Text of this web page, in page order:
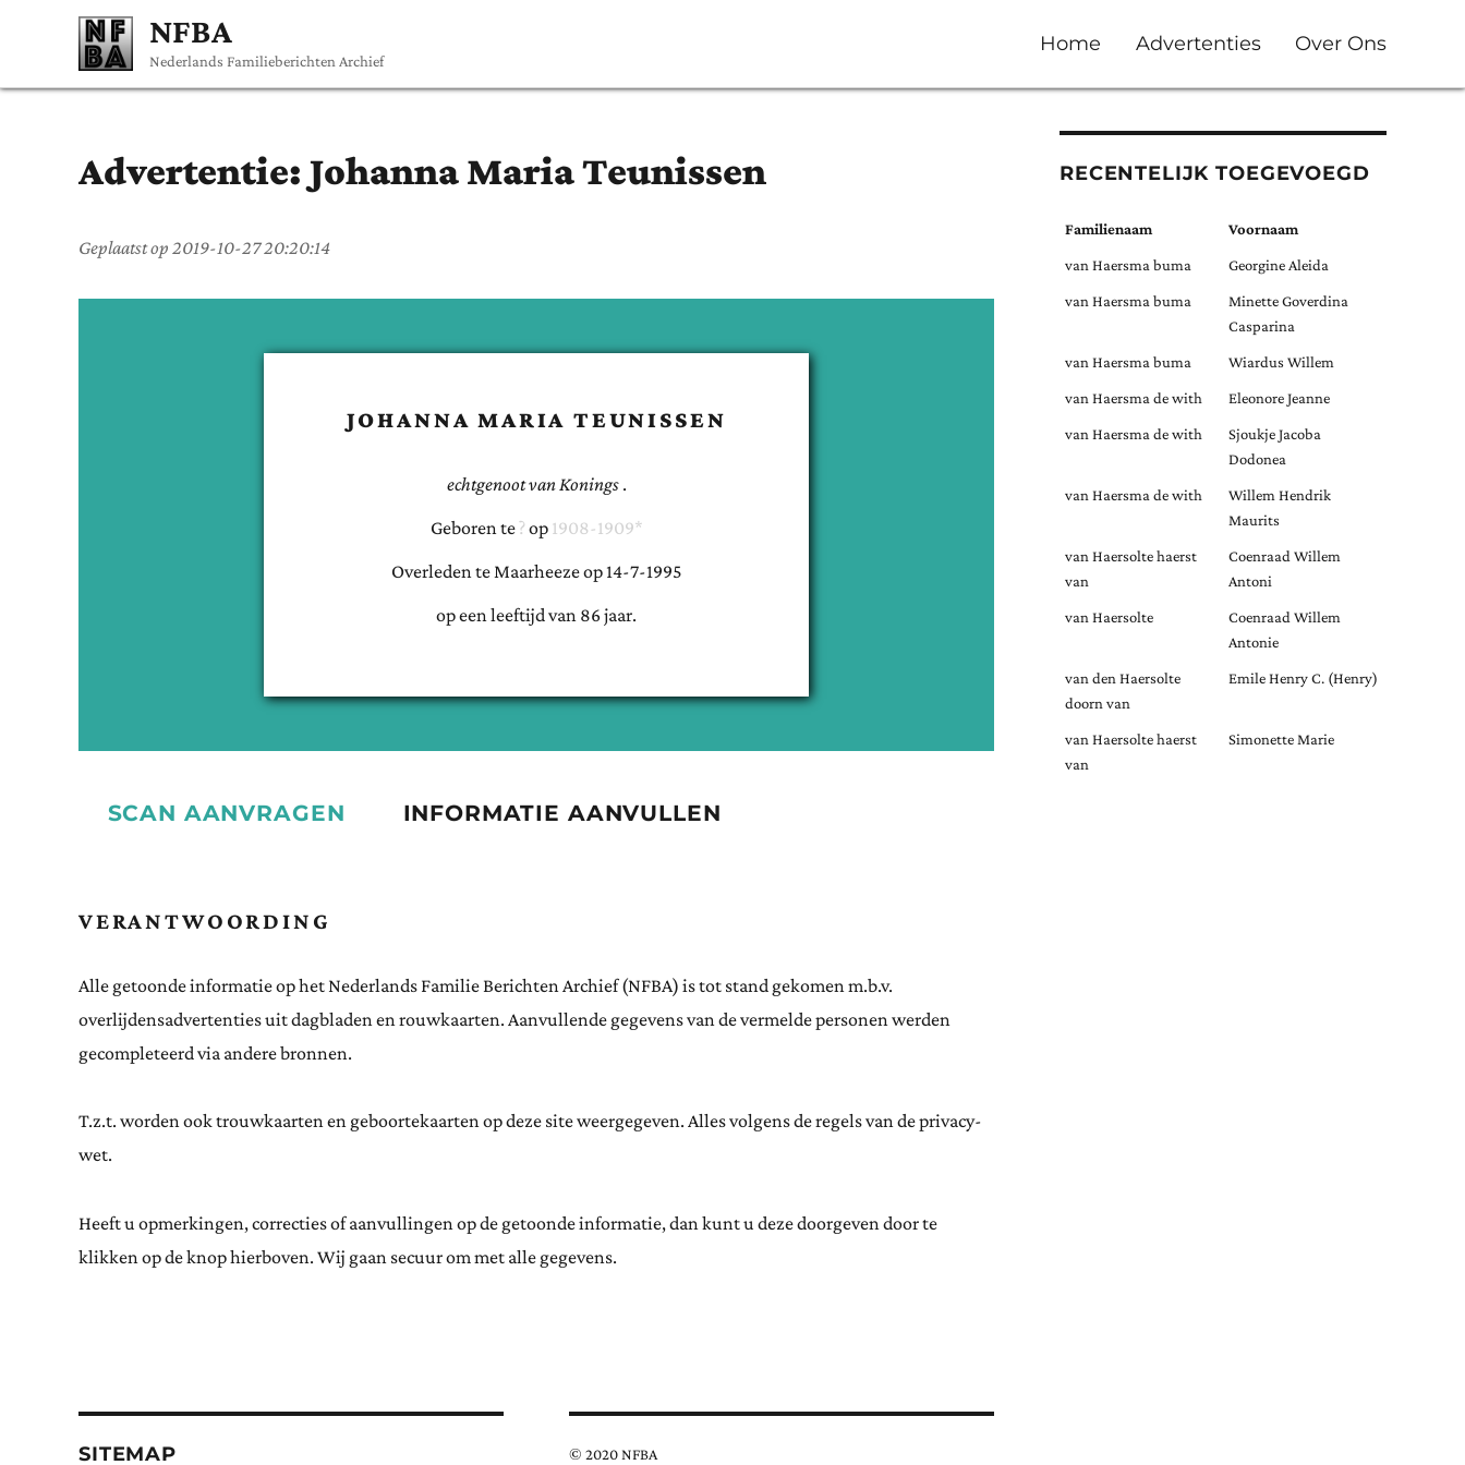
NFBA
Nederlands Familieberichten Archief
Home Advertenties Over Ons
Advertentie: Johanna MariaTeunissen
Geplaatst op 2019-10-27 20:20:14
JOHANNA MARIA TEUNISSEN
echtgenoot van Konings .
Geboren te op 1908-1909*
Overleden te Maarheezeop 14-7-1995
op een leeftijd van 86jaar.
SCAN AANVRAGEN INFORMATIE AANVULLEN
VERANTWOORDING
Alle getoonde informatie op het Nederlands Familie Berichten Archief (NFBA) is tot stand gekomen m.b.v.
overlijdensadvertenties uit dagbladen en rouwkaarten. Aanvullende gegevens van de vermelde personen werden
gecompleteerd via andere bronnen.
T.z.t. worden ook trouwkaarten en geboortekaarten op deze site weergegeven. Alles volgens de regels van de privacy-
wet.
Heeft u opmerkingen, correcties of aanvullingen op de getoonde informatie, dan kunt u deze doorgeven door te
klikken op de knop hierboven. Wij gaan secuur om met alle gegevens.
SITEMAP © 2020 NFBA
RECENTELIJK TOEGEVOEGD
Familienaam Voornaam
van Haersma buma Georgine Aleida
van Haersma buma
Minette Goverdina
Casparina
van Haersma buma Wiardus Willem
van Haersma de with Eleonore Jeanne
van Haersma de with
Sjoukje Jacoba
Dodonea
van Haersma de with
Willem Hendrik
Maurits
van Haersolte haerst
van
Coenraad Willem
Antoni
van Haersolte
Coenraad Willem
Antonie
van den Haersolte
doorn van
Emile Henry C. (Henry)
van Haersolte haerst
van
Simonette Marie